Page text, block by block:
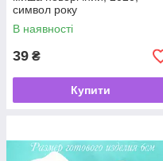
символ року
В наявності
39 ₴
Купити